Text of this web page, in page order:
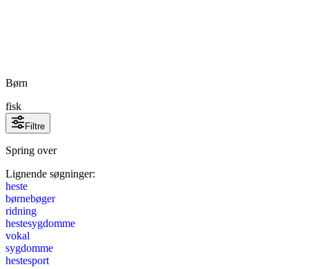
Børn
fisk
Filtre
Spring over
Lignende søgninger:
heste
børnebøger
ridning
hestesygdomme
vokal
sygdomme
hestesport